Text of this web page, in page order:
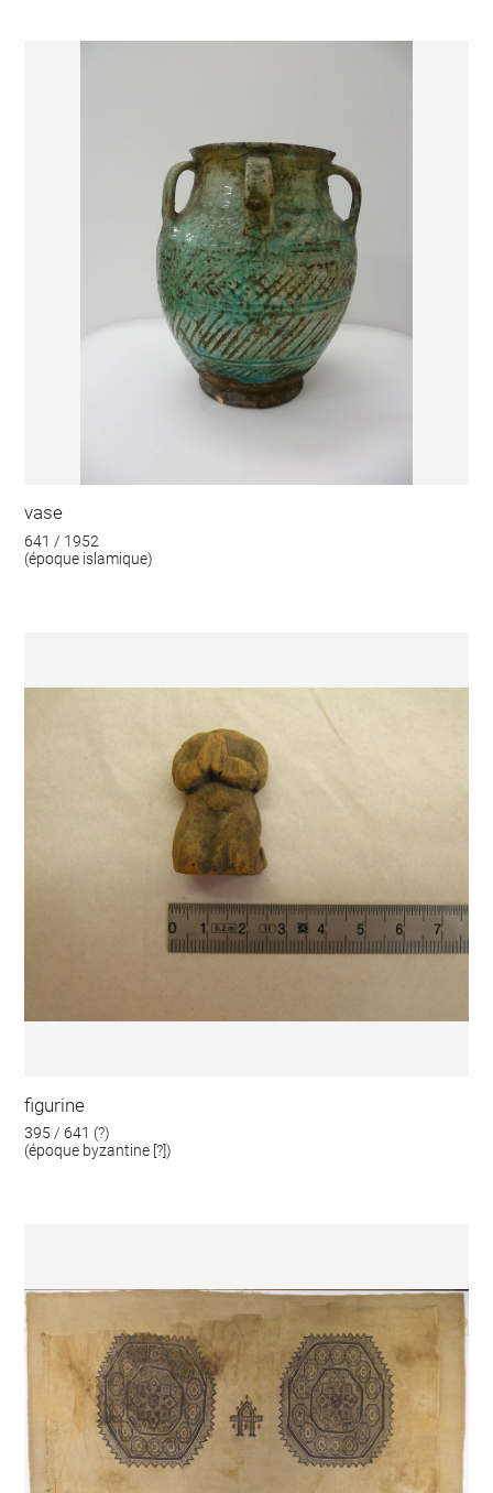
vase
641 / 1952
(époque islamique)
figurine
395 / 641 (?)
(époque byzantine [?])